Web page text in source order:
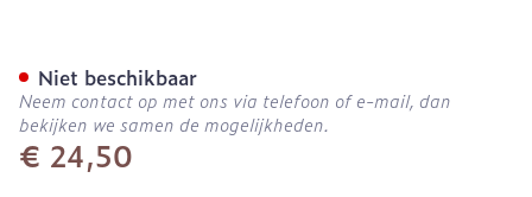
€ 24,50
Niet beschikbaar
Neem contact op met ons via telefoon of e-mail, dan
bekijken we samen de mogelijkheden.